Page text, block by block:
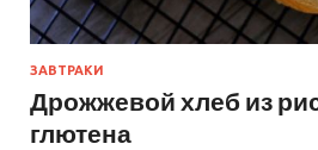
ЗАВТРАКИ
Дрожжевой хлеб из
глютена